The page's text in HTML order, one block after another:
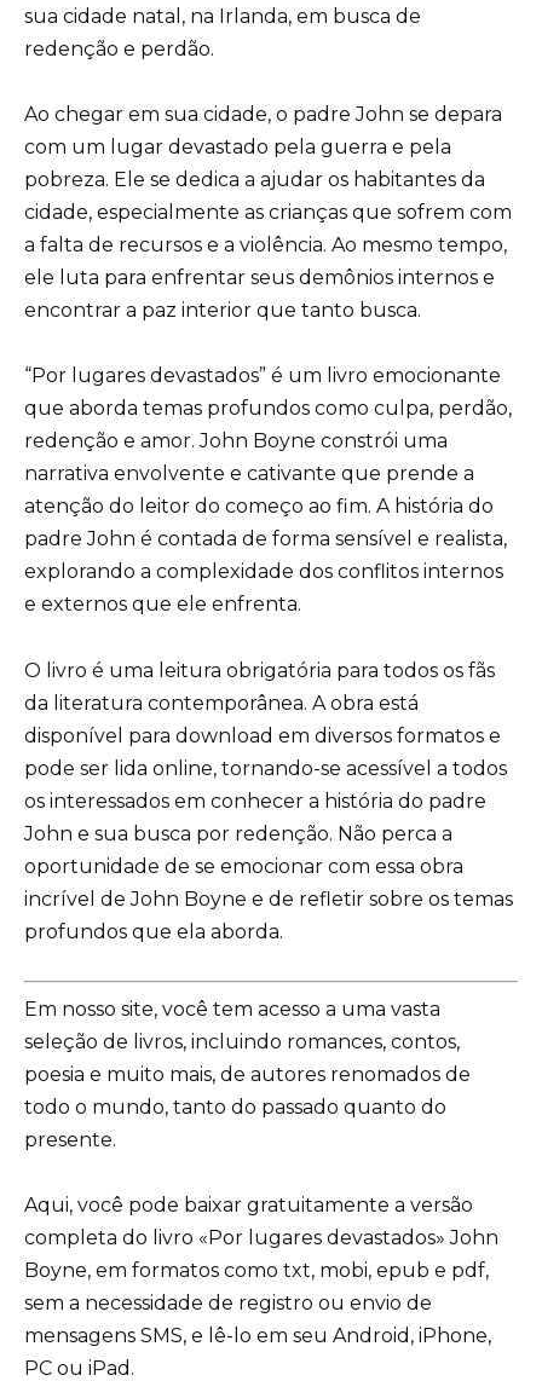
sua cidade natal, na Irlanda, em busca de
redenção e perdão.
Ao chegar em sua cidade, o padre John se depara
com um lugar devastado pela guerra e pela
pobreza. Ele se dedica a ajudar os habitantes da
cidade, especialmente as crianças que sofrem com
a falta de recursos e a violência. Ao mesmo tempo,
ele luta para enfrentar seus demônios internos e
encontrar a paz interior que tanto busca.
“Por lugares devastados” é um livro emocionante
que aborda temas profundos como culpa, perdão,
redenção e amor. John Boyne constrói uma
narrativa envolvente e cativante que prende a
atenção do leitor do começo ao fim. A história do
padre John é contada de forma sensível e realista,
explorando a complexidade dos conflitos internos
e externos que ele enfrenta.
O livro é uma leitura obrigatória para todos os fãs
da literatura contemporânea. A obra está
disponível para download em diversos formatos e
pode ser lida online, tornando-se acessível a todos
os interessados em conhecer a história do padre
John e sua busca por redenção. Não perca a
oportunidade de se emocionar com essa obra
incrível de John Boyne e de refletir sobre os temas
profundos que ela aborda.
Em nosso site, você tem acesso a uma vasta
seleção de livros, incluindo romances, contos,
poesia e muito mais, de autores renomados de
todo o mundo, tanto do passado quanto do
presente.
Aqui, você pode baixar gratuitamente a versão
completa do livro «Por lugares devastados» John
Boyne, em formatos como txt, mobi, epub e pdf,
sem a necessidade de registro ou envio de
mensagens SMS, e lê-lo em seu Android, iPhone,
PC ou iPad.